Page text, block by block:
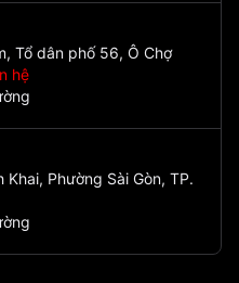
Tổ dân phố 56, Ô Chợ
hệ
Phường Sài Gòn, TP.